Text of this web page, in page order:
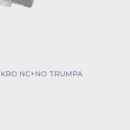
NC+NO TRUMPA